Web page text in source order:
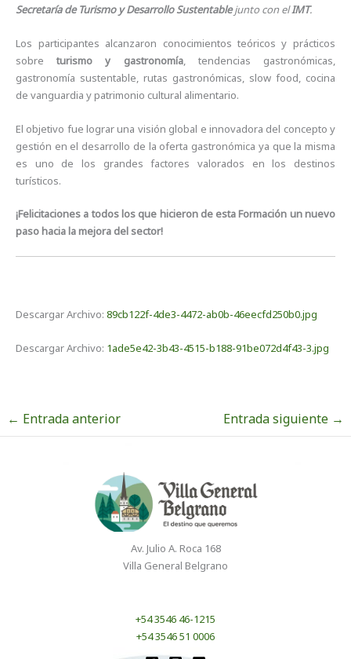
Secretaría de Turismo y Desarrollo Sustentablejunto con elIMT.
Los participantes alcanzaron conocimientos teóricos y prácticos
sobreturismo y gastronomía, tendencias gastronómicas,
gastronomía sustentable, rutas gastronómicas, slow food, cocina
de vanguardia y patrimonio cultural alimentario.
El objetivo fue lograr una visión global e innovadora del concepto y
gestión en el desarrollo de la oferta gastronómica ya que la misma
es uno de los grandes factores valorados en los destinos
turísticos.
¡Felicitaciones a todos los que hicieron de esta Formación un nuevo
paso hacia la mejora del sector!
Descargar Archivo:89cb122f-4de3-4472-ab0b-46eecfd250b0.jpg
Descargar Archivo: 1ade5e42-3b43-4515-b188-91be072d4f43-3.jpg
← Entrada anterior Entrada siguiente →
Av. Julio A. Roca 168
Villa General Belgrano
+54 3546 46-1215
+54 3546 51 0006